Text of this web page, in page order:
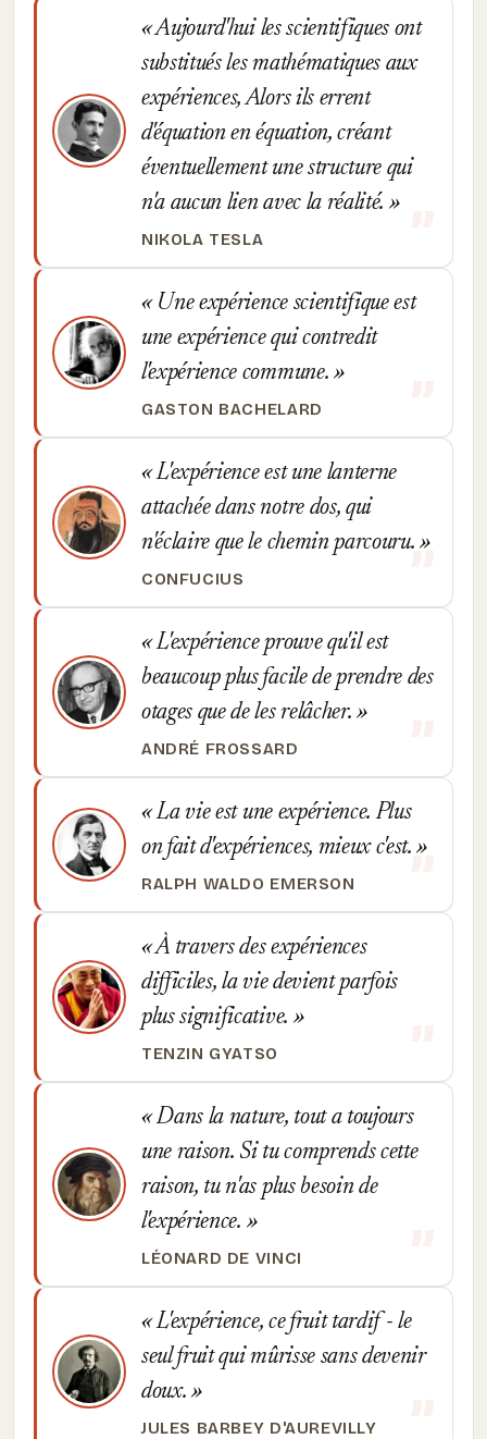
Aujourd'hui les scientifiques ont
substitués les mathématiques aux
expériences, Alors ils errent
d'équation en équation, créant
éventuellement une structure qui
n'a aucun lien avec la réalité.
NIKOLA TESLA
Une expérience scientifique est
une expérience qui contredit
l'expérience commune.
GASTON BACHELARD
L'expérience est une lanterne
attachée dans notre dos, qui
n'éclaire que le chemin parcouru.
CONFUCIUS
L'expérience prouve qu'il est
beaucoup plus facile de prendre des
otages que de les relâcher.
ANDRÉ FROSSARD
La vie est une expérience. Plus
on fait d'expériences, mieux c'est.
RALPH WALDO EMERSON
À travers des expériences
difficiles, la vie devient parfois
plus significative.
TENZIN GYATSO
Dans la nature, tout a toujours
une raison. Si tu comprends cette
raison, tu n'as plus besoin de
l'expérience.
LÉONARD DE VINCI
L'expérience, ce fruit tardif - le
seul fruit qui mûrisse sans devenir
doux.
JULES BARBEY D'AUREVILLY